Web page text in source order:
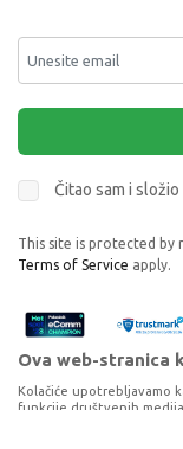
Čitao sam i složio
This site is protected by
Terms of Service apply.
Ova web-stranica
Kolačiće upotrebljavamo
funkcije društvenih
upotrebi naše web-
oglašavanje i analizu, a